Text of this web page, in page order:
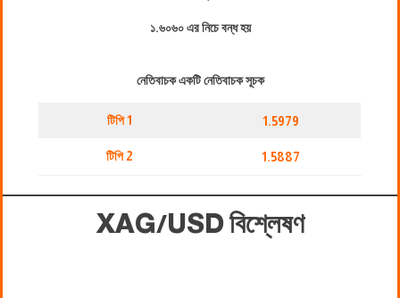
১.৬০৬০ এর নিচে বন্ধ হয়
নেতিবাচক একটি নেতিবাচক সূচক
টিপি 1 1.5979
টিপি 2 1.5887
XAG/USDবিশ্লেষণ